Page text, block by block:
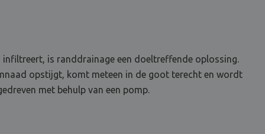
infiltreert, is randdrainage een doeltreffende oplossing.
opstijgt, komt meteen in de goot terecht en wordt
met behulp van een pomp.